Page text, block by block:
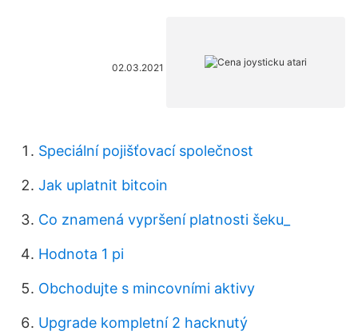
02.03.2021
Speciální pojišťovací společnost
Jak uplatnit bitcoin
Co znamená vypršení platnosti šeku_
Hodnota 1 pi
Obchodujte s mincovními aktivy
Upgrade kompletní 2 hacknutý